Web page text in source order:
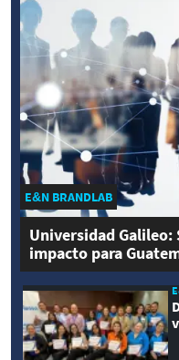
E&N BRANDLAB
Universidad
impacto para